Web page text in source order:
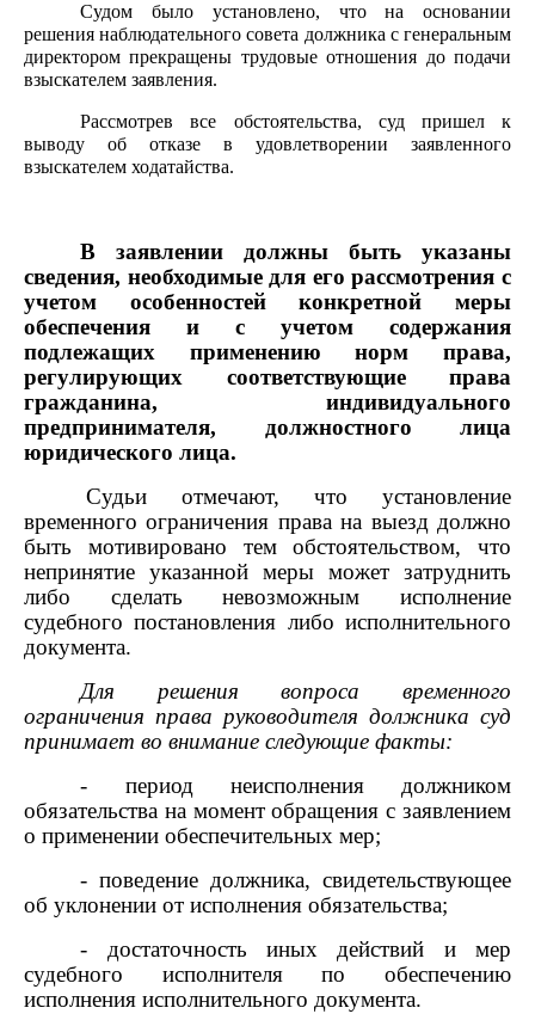
Судом было установлено, что на основании
решения наблюдательного совета должника с генеральным
директором прекращены трудовые отношения до подачи
взыскателем заявления.
Рассмотрев все обстоятельства, суд пришел к
выводу об отказе в удовлетворении заявленного
взыскателем ходатайства.
В заявлении должны быть указаны
сведения, необходимые для его рассмотрения с
учетом особенностей конкретной меры
обеспечения и с учетом содержания
подлежащих применению норм права,
регулирующих соответствующие права
гражданина, индивидуального
предпринимателя, должностного лица
юридического лица.
Судьи отмечают, что установление
временного ограничения права на выезд должно
быть мотивировано тем обстоятельством, что
непринятие указанной меры может затруднить
либо сделать невозможным исполнение
судебного постановления либо исполнительного
документа.
Для решения вопроса временного
ограничения права руководителя должника суд
принимает во внимание следующие факты:
- период неисполнения должником
обязательства на момент обращения с заявлением
о применении обеспечительных мер;
- поведение должника, свидетельствующее
об уклонении от исполнения обязательства;
- достаточность иных действий и мер
судебного исполнителя по обеспечению
исполнения исполнительного документа.